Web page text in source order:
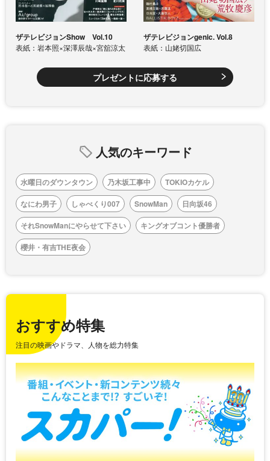
ザテレビジョンShow Vol.10
表紙：岩本照×深澤辰哉×宮舘涼太
ザテレビジョンgenic. Vol.8
表紙：山姥切国広
プレゼントに応募する
人気のキーワード
水曜日のダウンタウン 乃木坂工事中
TOKIOカケル
なにわ男子
しゃべくり007 SnowMan
日向坂46
それSnowManにやらせて下さい
キングオブコント優勝者
櫻井・有吉THE夜会
おすすめ特集
注目の映画やドラマ、人物を総力特集